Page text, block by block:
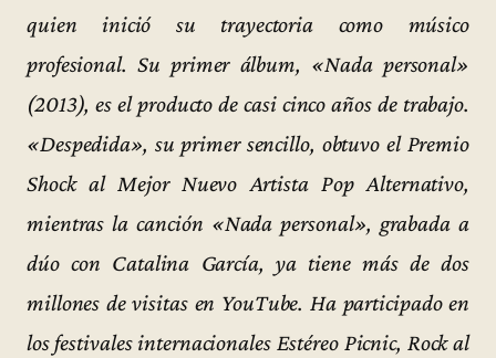
quien inició su trayectoria como músico
profesional. Su primer álbum, «Nada personal»
(2013), es el producto de casi cinco años de trabajo.
«Despedida», su primer sencillo, obtuvo el Premio
Shock al Mejor Nuevo Artista Pop Alternativo,
mientras la canción «Nada personal», grabada a
dúo con Catalina García, ya tiene más de dos
millones de visitas en YouTube. Ha participado en
los festivales internacionales Estéreo Picnic, Rock al